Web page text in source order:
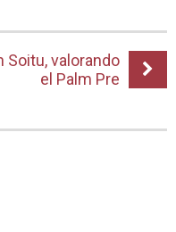
Soitu, valorando
el Palm Pre